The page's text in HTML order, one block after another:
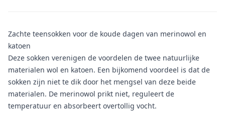
Zachte teensokken voor de koude dagen van merinowol en
katoen
Deze sokken verenigen de voordelen de twee natuurlijke
materialen wol en katoen. Een bijkomend voordeel is dat de
sokken zijn niet te dik door het mengsel van deze beide
materialen. De merinowol prikt niet, reguleert de
temperatuur en absorbeert overtollig vocht.